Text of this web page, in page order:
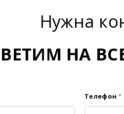
Нужна
НА
Телефон *